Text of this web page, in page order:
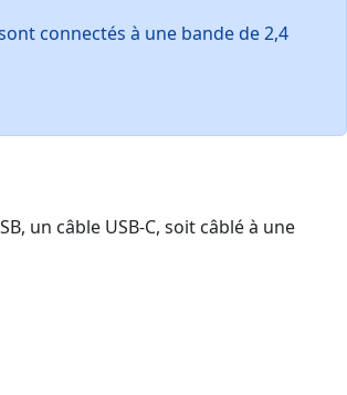
connectés à une bande de 2,4
un câble USB-C, soit câblé à une